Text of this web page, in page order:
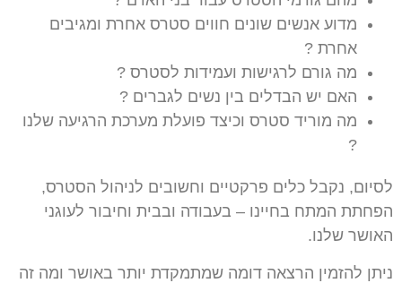
מדוע אנשים שונים חווים סטרס אחרת ומגיבים
אחרת ?
מה גורם לרגישות ועמידות לסטרס ?
האם יש הבדלים בין נשים לגברים ?
מה מוריד סטרס וכיצד פועלת מערכת הרגיעה שלנו
?
לסיום, נקבל כלים פרקטיים וחשובים לניהול הסטרס,
הפחתת המתח בחיינו – בעבודה ובבית וחיבור לעוגני
האושר שלנו.
ניתן להזמין הרצאה דומה שמתמקדת יותר באושר ומה זה